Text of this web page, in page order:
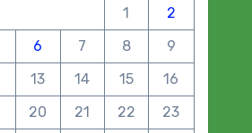
1
2
6 7 8
9
13 14 15
16
20 21 22
23